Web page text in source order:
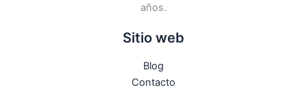
años.
Sitio web
Blog
Contacto